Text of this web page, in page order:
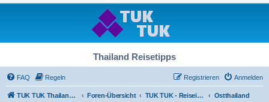
Thailand Reisetipps
FAQ Regeln Anmelden
Registrieren
TUK TUK Thailand Reisetipps Foren-Übersicht TUK TUK - Reiseinfos - Thailand Regional Ostthailand